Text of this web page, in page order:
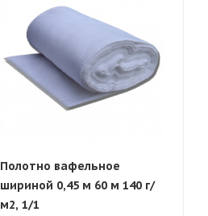
Полотно вафельное
шириной 0,45 м 60 м 140 г/
м2, 1/1